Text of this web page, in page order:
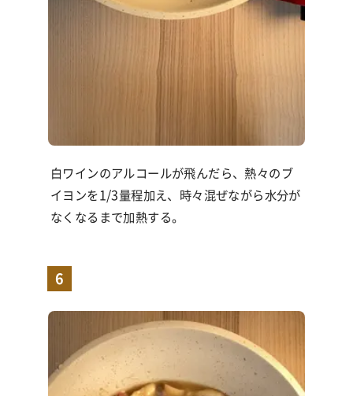
白ワインのアルコールが飛んだら、熱々のブ
イヨンを 1/3量程加え、時々混ぜながら水分が
なくなるまで加熱する。
6